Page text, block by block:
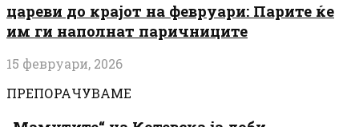
цареви до крајот на февруари: Парите ќе
им ги наполнат паричниците
15 февруари, 2026
ПРЕПОРАЧУВАМЕ